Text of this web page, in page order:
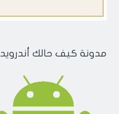
مدونة كيف حالك أندرويد